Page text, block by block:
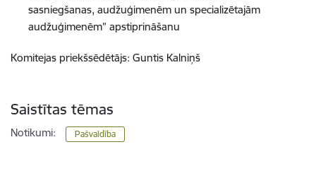
sasniegšanas, audžuģimenēm un specializētajām
audžuģimenēm” apstiprināšanu
Komitejas priekšsēdētājs: Guntis Kalniņš
Saistītas tēmas
Notikumi: Pašvaldība